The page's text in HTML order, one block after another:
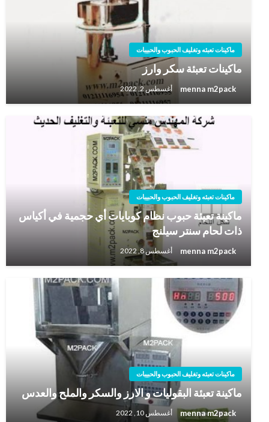
ماكينات تعبئه وتغليف الحبوب والحبيبات
ماكينات تعبئة سكر وارز
menna m2pack أغسطس 2, 2022
ماكينات تعبئه وتغليف الحبوب والحبيبات
ماكينة تعبئة حبوب نظام كوبايات أي حجمية في أكياس
ذات لحام سنتر سيلنج
menna m2pack أغسطس 8, 2022
ماكينات تعبئه وتغليف الحبوب والحبيبات
ماكينة تعبئة البقوليات و الارز والسكر والملح والعدس
menna m2pack أغسطس 10, 2022